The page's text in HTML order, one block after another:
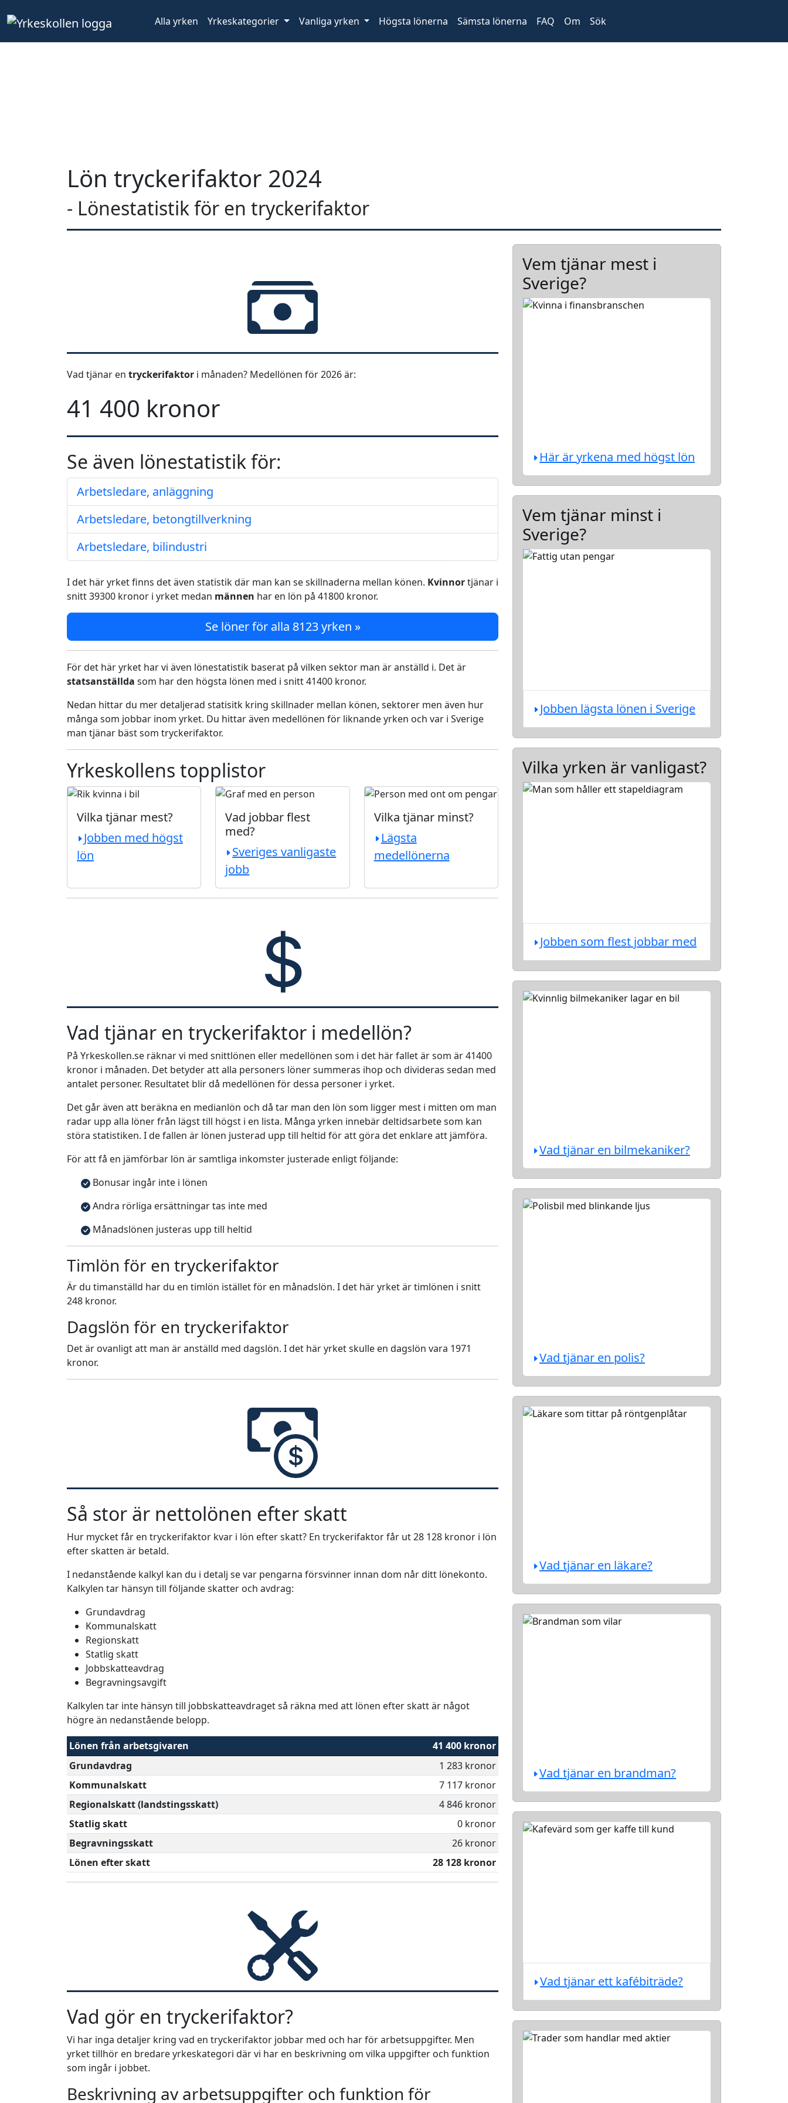
Alla yrken Yrkeskategorier Vanliga yrken Högsta lönerna Sämsta lönerna FAQ Om Sök
Lön tryckerifaktor 2024
- Lönestatistik för en tryckerifaktor
Vad tjänar en tryckerifaktor i månaden? Medellönen för 2026 är:
41 400 kronor
Se även lönestatistik för:
Arbetsledare, anläggning
Arbetsledare, betongtillverkning
Arbetsledare, bilindustri
I det här yrket finns det även statistik där man kan se skillnaderna mellan könen. Kvinnortjänar i
snitt 39300 kronor i yrket medan männen har en lön på 41800 kronor.
Se löner för alla 8123 yrken »
För det här yrket har vi även lönestatistik baserat på vilken sektor man är anställd i. Det är
statsanställda som har den högsta lönen med i snitt 41400 kronor.
Nedan hittar du mer detaljerad statisitk kring skillnader mellan könen, sektorer men även hur
många som jobbar inom yrket. Du hittar även medellönen för liknande yrken och var i Sverige
man tjänar bäst som tryckerifaktor.
Yrkeskollens topplistor
Vilka tjänar mest?
Jobben med högst
lön
Vad jobbar flest
med?
Sveriges vanligaste
jobb
Vilka tjänar minst?
Lägsta
medellönerna
Vad tjänar en tryckerifaktor i medellön?
På Yrkeskollen.se räknar vi med snittlönen eller medellönen som i det här fallet är som är 41400
kronor i månaden. Det betyder att alla personers löner summeras ihop och divideras sedan med
antalet personer. Resultatet blir då medellönen för dessa personer i yrket.
Det går även att beräkna en medianlön och då tar man den lön som ligger mest i mitten om man
radar upp alla löner från lägst till högst i en lista. Många yrken innebär deltidsarbete som kan
störa statistiken. I de fallen är lönen justerad upp till heltid för att göra det enklare att jämföra.
För att få en jämförbar lön är samtliga inkomster justerade enligt följande:
Bonusar ingår inte i lönen
Andra rörliga ersättningar tas inte med
Månadslönen justeras upp till heltid
Timlön för en tryckerifaktor
Är du timanställd har du en timlön istället för en månadslön. I det här yrket är timlönen i snitt
248 kronor.
Dagslön för en tryckerifaktor
Det är ovanligt att man är anställd med dagslön. I det här yrket skulle en dagslön vara 1971
kronor.
Så stor är nettolönen efter skatt
Hur mycket får en tryckerifaktor kvar i lön efter skatt? En tryckerifaktor får ut 28 128 kronor i lön
efter skatten är betald.
I nedanstående kalkyl kan du i detalj se var pengarna försvinner innan dom når ditt lönekonto.
Kalkylen tar hänsyn till följande skatter och avdrag:
Grundavdrag
Kommunalskatt
Regionskatt
Statlig skatt
Jobbskatteavdrag
Begravningsavgift
Kalkylen tar inte hänsyn till jobbskatteavdraget så räkna med att lönen efter skatt är något
högre än nedanstående belopp.
Lönen från arbetsgivaren
41 400 kronor
Grundavdrag
1 283 kronor
Kommunalskatt
7 117 kronor
Regionalskatt (landstingsskatt)
4 846 kronor
Statlig skatt
0 kronor
Begravningsskatt
26 kronor
Lönen efter skatt
28 128 kronor
Vad gör en tryckerifaktor?
Vi har inga detaljer kring vad en tryckerifaktor jobbar med och har för arbetsuppgifter. Men
yrket tillhör en bredare yrkeskategori där vi har en beskrivning om vilka uppgifter och funktion
som ingår i jobbet.
Beskrivning av arbetsuppgifter och funktion för
Vem tjänar mest i
Sverige?
Här är yrkena med högst lön
Vem tjänar minst i
Sverige?
Jobben lägsta lönen i Sverige
Vilka yrken är vanligast?
Jobben som flest jobbar med
Vad tjänar en bilmekaniker?
Vad tjänar en polis?
Vad tjänar en läkare?
Vad tjänar en brandman?
Vad tjänar ett kafébiträde?